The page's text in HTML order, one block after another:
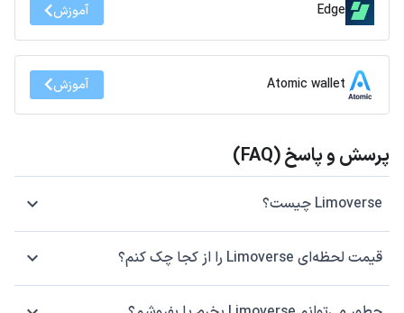
Edge آموزش
Atomic wallet آموزش
پرسش و پاسخ (FAQ)
Limoverse چیست؟
قیمت لحظه‌ای Limoverse را از کجا چک کنم؟